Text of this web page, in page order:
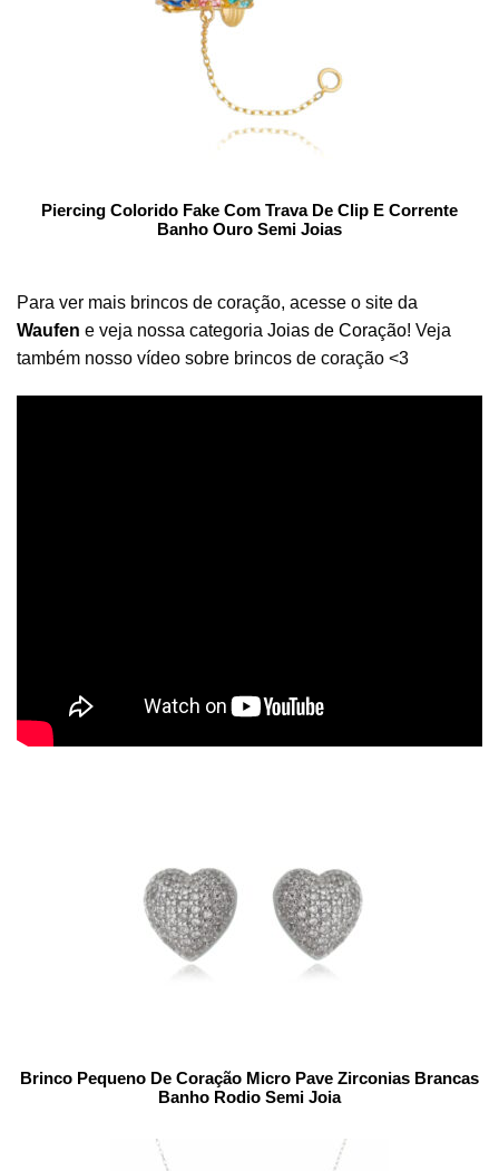
Piercing Colorido Fake Com Trava De Clip E Corrente
Banho Ouro Semi Joias
Para ver mais brincos de coração, acesse o site da
Waufen e veja nossa categoria Joias de Coração! Veja
também nosso vídeo sobre brincos de coração <3
Brinco Pequeno De Coração Micro Pave Zirconias Brancas
Banho Rodio Semi Joia